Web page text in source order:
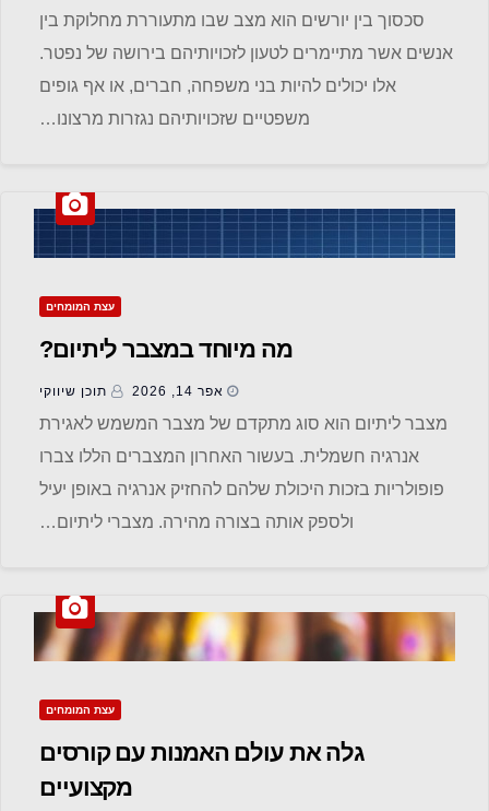
סכסוך בין יורשים הוא מצב שבו מתעוררת מחלוקת בין
אנשים אשר מתיימרים לטעון לזכויותיהם בירושה של נפטר.
אלו יכולים להיות בני משפחה, חברים, או אף גופים
משפטיים שזכויותיהם נגזרות מרצונו…
עצת המומחים
מה מיוחד במצבר ליתיום?
אפר 14, 2026 תוכן שיווקי
מצבר ליתיום הוא סוג מתקדם של מצבר המשמש לאגירת
אנרגיה חשמלית. בעשור האחרון המצברים הללו צברו
פופולריות בזכות היכולת שלהם להחזיק אנרגיה באופן יעיל
ולספק אותה בצורה מהירה. מצברי ליתיום…
עצת המומחים
גלה את עולם האמנות עם קורסים
מקצועיים